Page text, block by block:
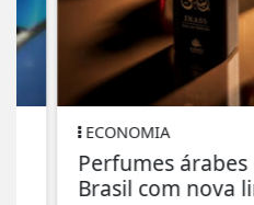
ECONOMIA
Perfumes árabes
Brasil com nova